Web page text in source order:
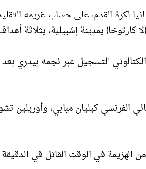
لكرة القدم، على حساب غريمه
بمدينة إشبيلية، بثلاثة